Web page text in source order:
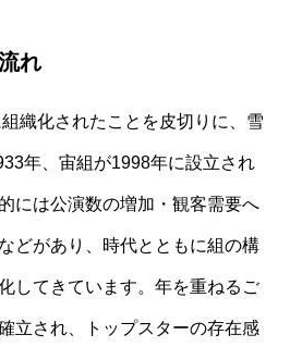
れ
織化されたことを皮切りに、雪
年、宙組が1998年に設立され
には公演数の増加・観客需要へ
どがあり、時代とともに組の構
してきています。年を重ねるご
立され、トップスターの存在感